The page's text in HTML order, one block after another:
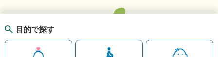
目的で探す